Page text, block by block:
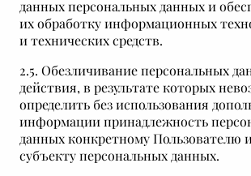
данных персональных данных и
их обработку информационных
и технических средств.
2.5. Обезличивание персональных
действия, в результате которых
определить без использования
информации принадлежность
данных конкретному Пользователю
субъекту персональных данных.